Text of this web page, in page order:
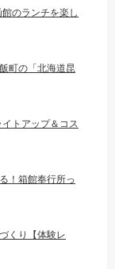
のランチを楽し
町の「北海道昆
トアップ＆コス
！箱館奉行所っ
くり【体験レ